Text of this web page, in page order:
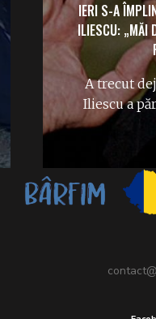
IERI S-A
ILIESCU: „MĂI
A trecut
Iliescu a